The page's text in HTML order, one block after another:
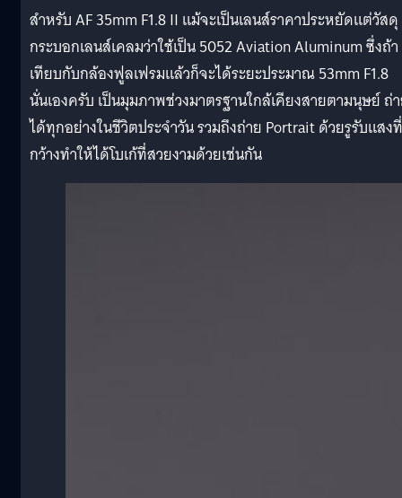
สำหรับ AF 35mm F1.8 II แม้จะเป็นเลนส์ราคาประหยัดแต่วัสดุ
กระบอกเลนส์เคลมว่าใช้เป็น 5052 Aviation Aluminum ซึ่งถ้า
เทียบกับกล้องฟูลเฟรมแล้วก็จะได้ระยะประมาณ 53mm F1.8
นั่นเองครับ เป็นมุมภาพช่วงมาตรฐานใกล้เคียงสายตามนุษย์ ถ่
ได้ทุกอย่างในชีวิตประจำวัน รวมถึงถ่าย Portrait ด้วยรูรับแสงที่
กว้างทำให้ได้โบเก้ที่สวยงามด้วยเช่นกัน